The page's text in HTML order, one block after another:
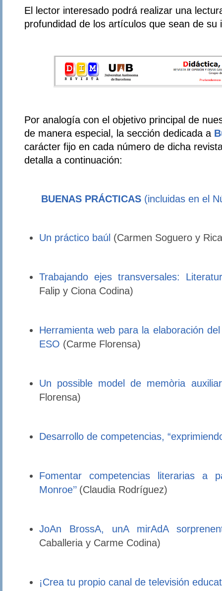
El lector interesado podrá realizar una
profundidad de los artículos que sean de su
Por analogía con el objetivo principal de
de manera especial, la sección dedicada a
carácter fijo en cada número de dicha
detalla a continuación:
BUENAS PRÁCTICAS (incluidas en el
Un práctico baúl (Carmen Soguero y
Trabajando ejes transversales:
Falip y Ciona Codina)
Herramienta web para la elaboración
ESO (Carme Florensa)
Un possible model de memòria
Florensa)
Desarrollo de competencias,
Fomentar competencias literarias a
Monroe’’ (Claudia Rodríguez)
JoAn BrossA, unA mirAdA
Caballeria y Carme Codina)
¡Crea tu propio canal de televisión